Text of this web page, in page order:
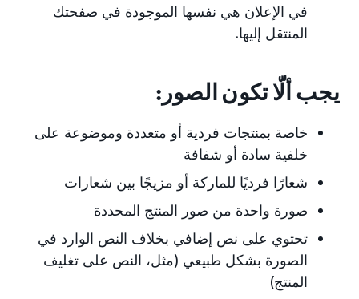
في الإعلان هي نفسها الموجودة في صفحتك
المنتقل إليها.
يجب ألّا تكون الصور:
خاصة بمنتجات فردية أو متعددة وموضوعة على
خلفية سادة أو شفافة
شعارًا فرديًا للماركة أو مزيجًا بين شعارات
صورة واحدة من صور المنتج المحددة
تحتوي على نص إضافي بخلاف النص الوارد في
الصورة بشكل طبيعي (مثل، النص على تغليف
المنتج)